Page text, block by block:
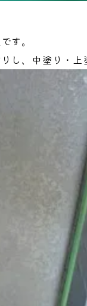
す。
し、中塗り・上